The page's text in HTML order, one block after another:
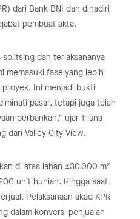
dari Bank BNI dan dihadiri
pembuat akta.
dan terlaksananya
memasuki fase yang lebih
Ini menjadi bukti
pasar, tetapi juga telah
perbankan,” ujar Trisna
dari Valley City View.
di atas lahan ±30.000 m²
unit hunian. Hingga saat
Pelaksanaan akad KPR
dalam konversi penjualan